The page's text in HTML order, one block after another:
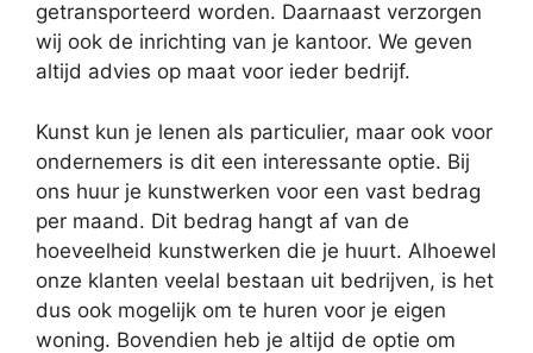
getransporteerd worden. Daarnaast verzorgen
wij ook de inrichting van je kantoor. We geven
altijd advies op maat voor ieder bedrijf.
Kunst kun je lenen als particulier, maar ook voor
ondernemers is dit een interessante optie. Bij
ons huur je kunstwerken voor een vast bedrag
per maand. Dit bedrag hangt af van de
hoeveelheid kunstwerken die je huurt. Alhoewel
onze klanten veelal bestaan uit bedrijven, is het
dus ook mogelijk om te huren voor je eigen
woning. Bovendien heb je altijd de optie om